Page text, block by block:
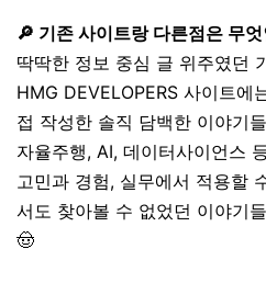
🔎 기존 사이트랑 다른점은 무
딱딱한 정보 중심 글 위주였던
HMG DEVELOPERS 사이트에
접 작성한 솔직 담백한 이야기
자율주행, AI, 데이터사이언스
고민과 경험, 실무에서 적용할
서도 찾아볼 수 없었던 이야기
🤠